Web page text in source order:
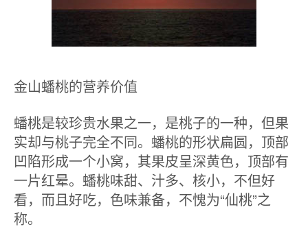
金山蟠桃的营养价值
蟠桃是较珍贵水果之一，是桃子的一种，但果
实却与桃子完全不同。蟠桃的形状扁圆，顶部
凹陷形成一个小窝，其果皮呈深黄色，顶部有
一片红晕。蟠桃味甜、汁多、核小，不但好
看，而且好吃，色味兼备，不愧为“仙桃”之
称。